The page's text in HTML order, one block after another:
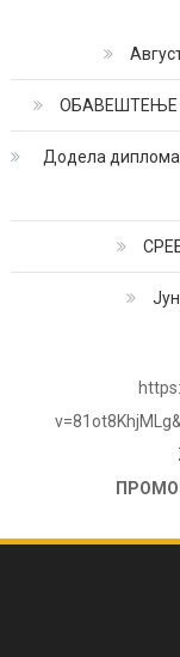
ОБАВЕШТЕЊЕ
Додела диплома